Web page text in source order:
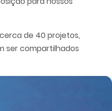
de 40 projetos,
ser compartilhados